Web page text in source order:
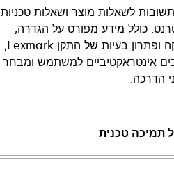
לשאלות מוצר ושאלות טכניות
כולל מידע מפורט על הגדרה,
תחזוקה ופתרון בעיות של התקן Lexmark,
אינטראקטיביים למשתמש ומבחר
הדרכה.
תמיכה טכנית